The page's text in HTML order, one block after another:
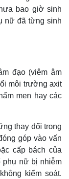
bao giờ sinh
nữ đã từng sinh
đạo (viêm âm
môi trường axit
men hay các
thay đổi trong
góp vào vấn
cấp bách của
phụ nữ bị nhiễm
kiểm soát.